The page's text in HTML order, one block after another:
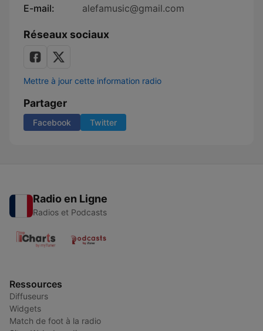
E-mail:
alefamusic@gmail.com
Réseaux sociaux
Mettre à jour cette information radio
Partager
Facebook Twitter
Radio en Ligne
Radios et Podcasts
Ressources
Diffuseurs
Widgets
Match de foot à la radio